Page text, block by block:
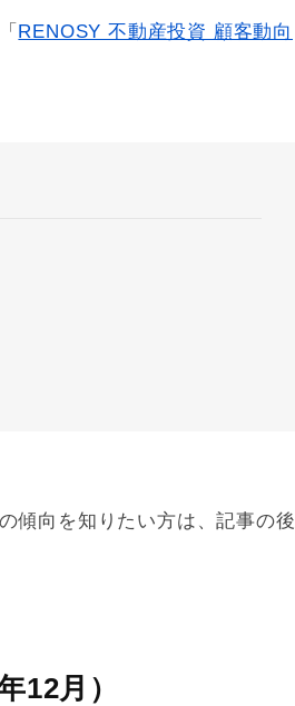
RENOSY 不動産投資 顧客動向
傾向を知りたい方は、記事の後
12月）